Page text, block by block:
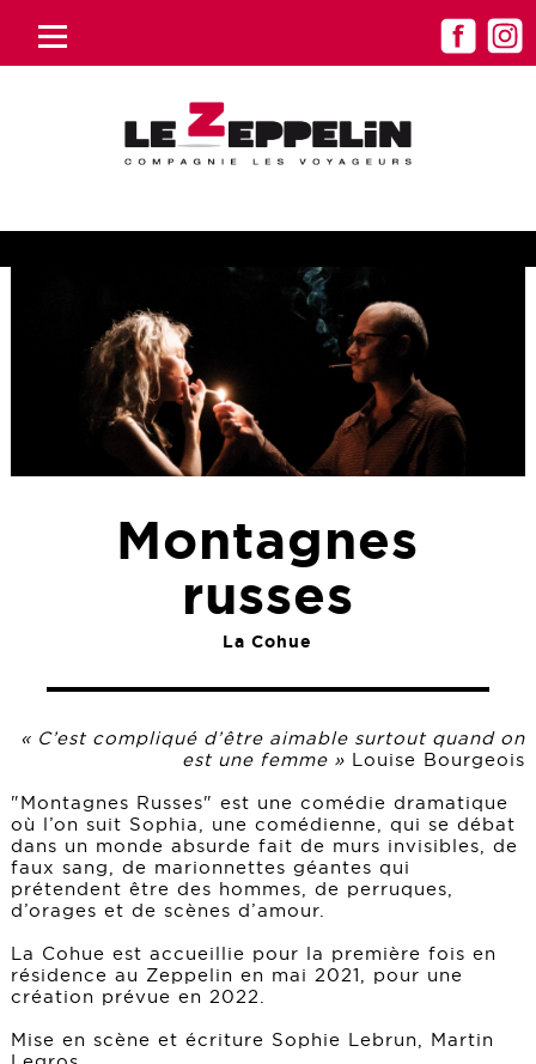
Montagnes
russes
La Cohue
« C’est compliqué d’être aimable surtout quand on
est une femme » Louise Bourgeois
"Montagnes Russes" est une comédie dramatique
où l’on suit Sophia, une comédienne, qui se débat
dans un monde absurde fait de murs invisibles, de
faux sang, de marionnettes géantes qui
prétendent être des hommes, de perruques,
d’orages et de scènes d’amour.
La Cohue est accueillie pour la première fois en
résidence au Zeppelin en mai 2021, pour une
création prévue en 2022.
Mise en scène et écriture Sophie Lebrun, Martin